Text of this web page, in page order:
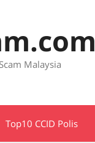
Malaysia
Top10 CCID Polis